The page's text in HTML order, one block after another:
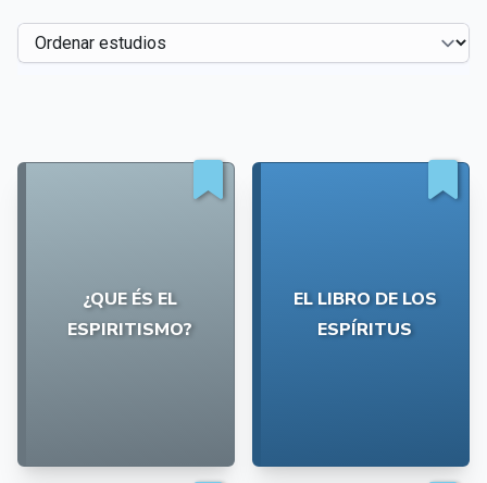
¿QUE ÉS EL
ESPIRITISMO?
EL LIBRO DE LOS
ESPÍRITUS